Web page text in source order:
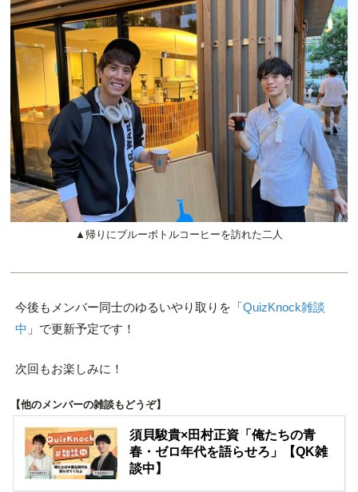
▲帰りにブルーボトルコーヒーを訪れた二人
今後もメンバー同士のゆるいやり取りを「QuizKnock雑談
中 」で更新予定です！
次回もお楽しみに！
【他のメンバーの雑談もどうぞ】
須貝駿貴×田村正資「俺たちの青
春・ゼロ年代を語らせろ」【QK雑
談中】